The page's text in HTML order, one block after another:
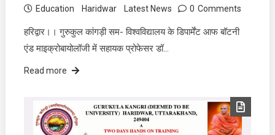
Education
Haridwar Latest News 0 Comments
हरिद्वार।। गुरुकुल कांगड़ी सम- विश्वविद्यालय के डिपार्मेंट आफ बॉटनी
एंड माइक्रोबायोलॉजी में सहायक प्रोफेसर डॉ…
Read more